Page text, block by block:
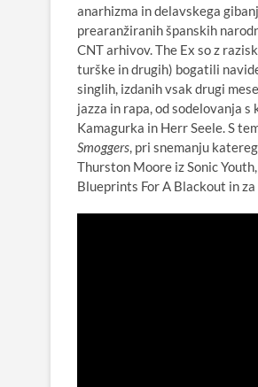
anarhizma in delavskega
prearanžiranih španskih
CNT arhivov. The Ex so z
turške in drugih) bogatili
singlih, izdanih vsak drugi
jazza in rapa, od sodelovanja
Kamagurka in Herr Seele. S
Smoggers, pri snemanju
Thurston Moore iz Sonic
Blueprints For A Blackout in